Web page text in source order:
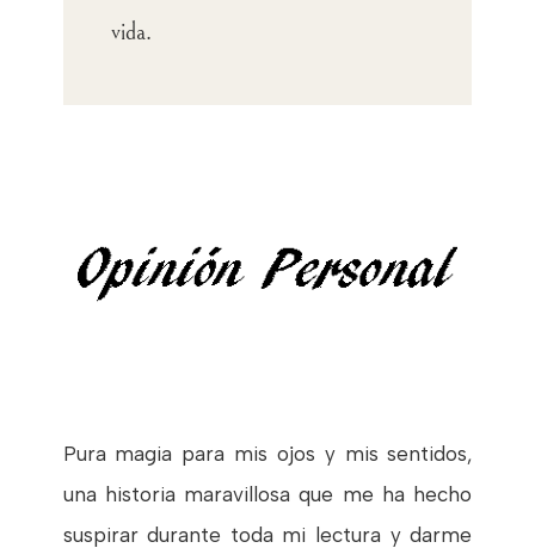
vida.
Pura magia para mis ojos y mis sentidos,
una historia maravillosa que me ha hecho
suspirar durante toda mi lectura y darme